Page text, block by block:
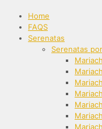
Home
FAQS
Serenatas
Serenatas